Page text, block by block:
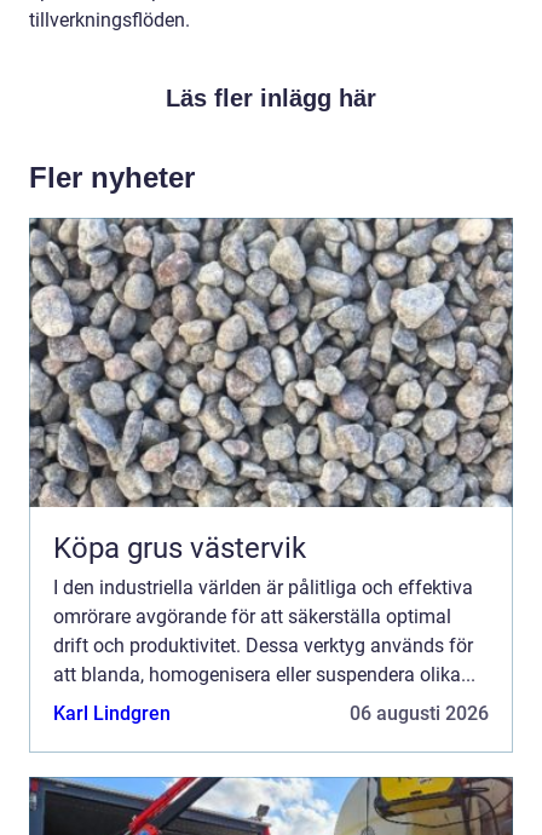
tillverkningsflöden.
Läs fler inlägg här
Fler nyheter
Köpa grus västervik
I den industriella världen är pålitliga och effektiva
omrörare avgörande för att säkerställa optimal
drift och produktivitet. Dessa verktyg används för
att blanda, homogenisera eller suspendera olika...
Karl Lindgren
06 augusti 2026